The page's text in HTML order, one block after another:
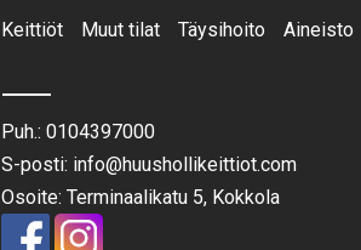
Keittiöt Muut tilat Täysihoito Aineisto
Puh.: 0104397000
S-posti: info@huushollikeittiot.com
Osoite: Terminaalikatu 5, Kokkola